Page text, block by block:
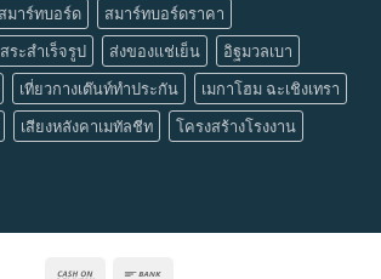
สมาร์ทบอร์ด
สมาร์ทบอร์ดราคา
ระสำเร็จรูป
ส่งของแช่เย็น
อิฐมวลเบา
เที่ยวกางเต๊นท์ทำประกัน
เมกาโฮม ฉะเชิงเทรา
เสียงหลังคาเมทัลชีท
โครงสร้างโรงงาน
Cash